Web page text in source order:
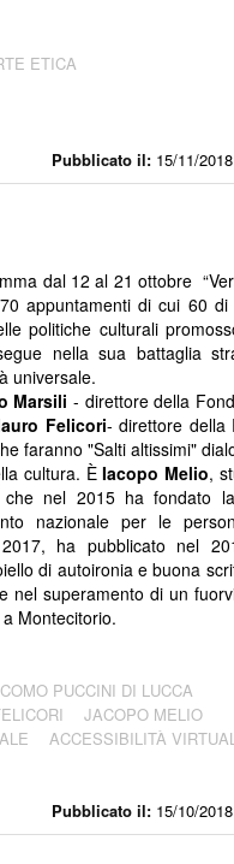
Pubblicato il: 15/11/
ETICA
Pubblicato il: 15/10/
dal 12 al 21 ottobre
appuntamenti di cui 60 di
politiche culturali
nella sua battaglia
universale.
Marsili - direttore della
Felicori- direttore della
faranno "Salti altissimi"
cultura. ÈIacopo Melio,
che nel 2015 ha fondato
nazionale per le
2017, ha pubblicato nel
di autoironia e buona
nel superamento di un
Montecitorio.
PUCCINI DI LUCCA
JACOPO MELIO
ACCESSIBILITÀ